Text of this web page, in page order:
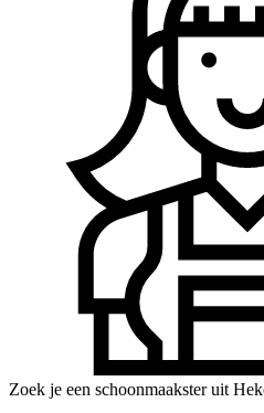
Zoek je een schoonmaakster uit